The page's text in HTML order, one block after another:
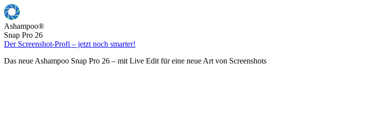
Ashampoo®
Snap Pro 26
Der Screenshot-Profi – jetzt noch smarter!
Das neue Ashampoo Snap Pro 26 – mit Live Edit für eine neue Art von Screenshots